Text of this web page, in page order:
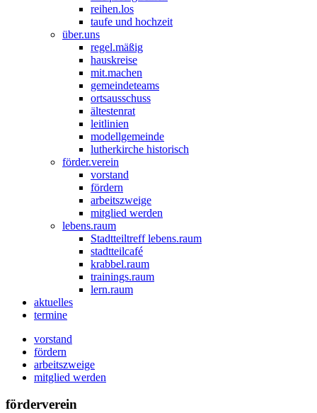
reihen.los
taufe und hochzeit
über.uns
regel.mäßig
hauskreise
mit.machen
gemeindeteams
ortsausschuss
ältestenrat
leitlinien
modellgemeinde
lutherkirche historisch
förder.verein
vorstand
fördern
arbeitszweige
mitglied werden
lebens.raum
Stadtteiltreff lebens.raum
stadtteilcafé
krabbel.raum
trainings.raum
lern.raum
aktuelles
termine
vorstand
fördern
arbeitszweige
mitglied werden
förderverein